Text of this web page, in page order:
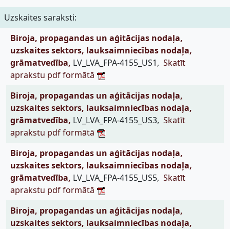
Uzskaites saraksti:
Biroja, propagandas un aģitācijas nodaļa,
uzskaites sektors, lauksaimniecības nodaļa,
grāmatvedība, LV_LVA_FPA-4155_US1, Skatīt
aprakstu pdf formātā
Biroja, propagandas un aģitācijas nodaļa,
uzskaites sektors, lauksaimniecības nodaļa,
grāmatvedība, LV_LVA_FPA-4155_US3, Skatīt
aprakstu pdf formātā
Biroja, propagandas un aģitācijas nodaļa,
uzskaites sektors, lauksaimniecības nodaļa,
grāmatvedība, LV_LVA_FPA-4155_US5, Skatīt
aprakstu pdf formātā
Biroja, propagandas un aģitācijas nodaļa,
uzskaites sektors, lauksaimniecības nodaļa,